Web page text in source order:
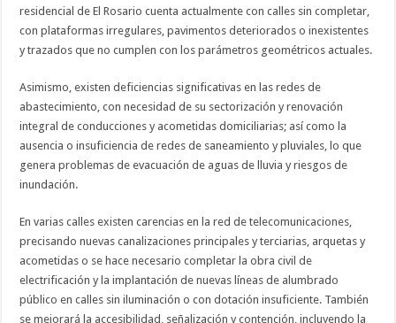
residencial de El Rosario cuenta actualmente con calles sin completar,
con plataformas irregulares, pavimentos deteriorados o inexistentes
y trazados que no cumplen con los parámetros geométricos actuales.
Asimismo, existen deficiencias significativas en las redes de
abastecimiento, con necesidad de su sectorización y renovación
integral de conducciones y acometidas domiciliarias; así como la
ausencia o insuficiencia de redes de saneamiento y pluviales, lo que
genera problemas de evacuación de aguas de lluvia y riesgos de
inundación.
En varias calles existen carencias en la red de telecomunicaciones,
precisando nuevas canalizaciones principales y terciarias, arquetas y
acometidas o se hace necesario completar la obra civil de
electrificación y la implantación de nuevas líneas de alumbrado
público en calles sin iluminación o con dotación insuficiente. También
se mejorará la accesibilidad, señalización y contención, incluyendo la